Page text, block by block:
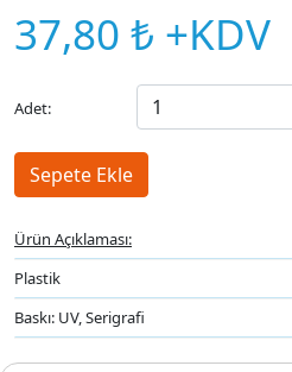
37,80 ₺ +KDV
Adet:
Ürün Açıklaması:
Plastik
Baskı: UV, Serigrafi